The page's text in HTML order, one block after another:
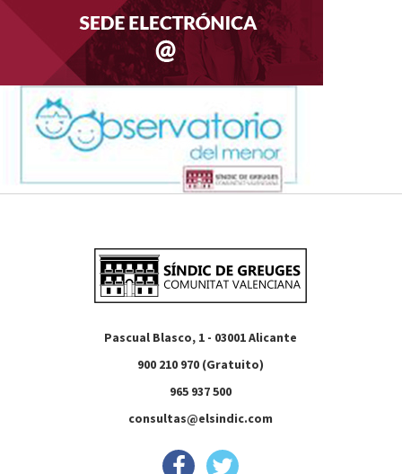
Pascual Blasco, 1 - 03001 Alicante
900 210 970 (Gratuito)
965 937 500
consultas@elsindic.com